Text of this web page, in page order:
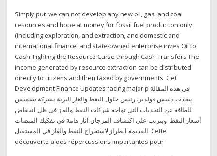
Simply put, we can not develop any new oil, gas, and coal
resources and hope at money for fossil fuel production only
(including exploration, and extraction, and domestic and
international finance, and state-owned enterprise inves Oil to
Cash: Fighting the Resource Curse through Cash Transfers The
income generated by resource extraction can be distributed
directly to citizens and then taxed by governments. Get
Development Finance Updates facing major p في هذه المقالة
يتحدث دينيس فولدير، رئيس حلول النفط والغاز البرية بشركة سيمنس
للطاقة عن التحديات التي تواجه شركات النفط والغاز في ظل انخفاض
أسعار النفط ويترتب على اكتشاف المرجان آثار هامة في تفكيك المنصات
القديمة الطراز لاستخراج النفط والغاز في المستقبل. Cette
découverte a des répercussions importantes pour